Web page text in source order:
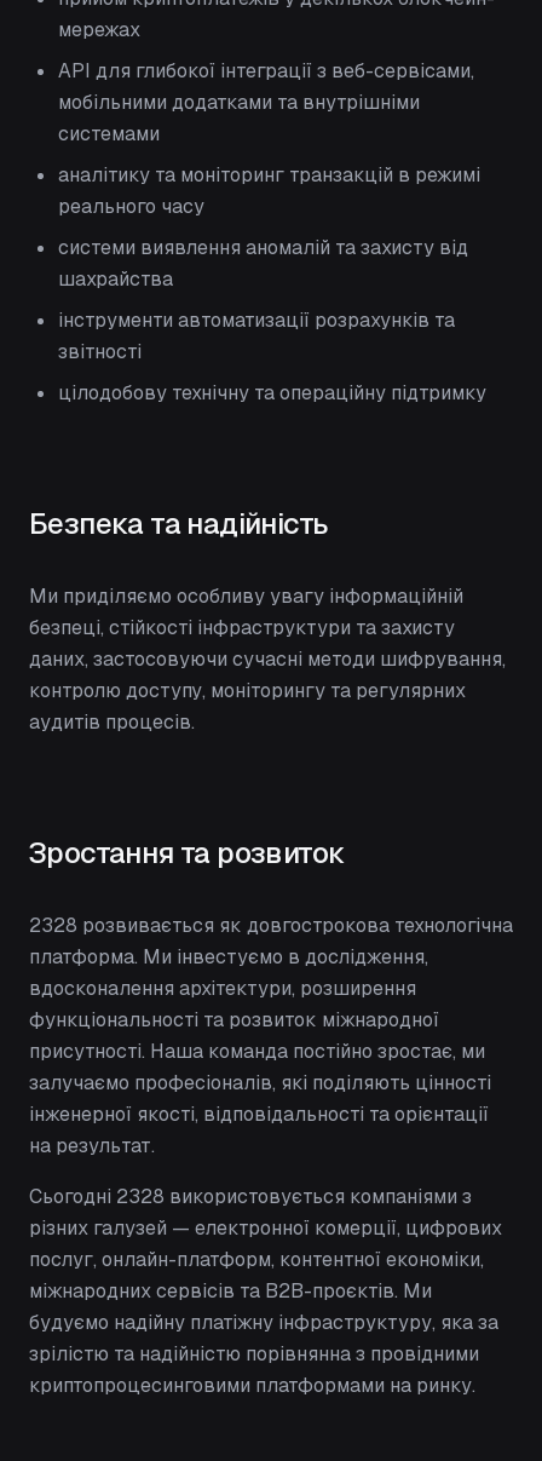
мережах
API для глибокої інтеграції з веб-сервісами,
мобільними додатками та внутрішніми
системами
аналітику та моніторинг транзакцій в режимі
реального часу
системи виявлення аномалій та захисту від
шахрайства
інструменти автоматизації розрахунків та
звітності
цілодобову технічну та операційну підтримку
Безпека та надійність
Ми приділяємо особливу увагу інформаційній
безпеці, стійкості інфраструктури та захисту
даних, застосовуючи сучасні методи шифрування,
контролю доступу, моніторингу та регулярних
аудитів процесів.
Зростання та розвиток
2328 розвивається як довгострокова технологічна
платформа. Ми інвестуємо в дослідження,
вдосконалення архітектури, розширення
функціональності та розвиток міжнародної
присутності. Наша команда постійно зростає, ми
залучаємо професіоналів, які поділяють цінності
інженерної якості, відповідальності та орієнтації
на результат.
Сьогодні 2328 використовується компаніями з
різних галузей — електронної комерції, цифрових
послуг, онлайн-платформ, контентної економіки,
міжнародних сервісів та B2B-проєктів. Ми
будуємо надійну платіжну інфраструктуру, яка за
зрілістю та надійністю порівнянна з провідними
криптопроцесинговими платформами на ринку.